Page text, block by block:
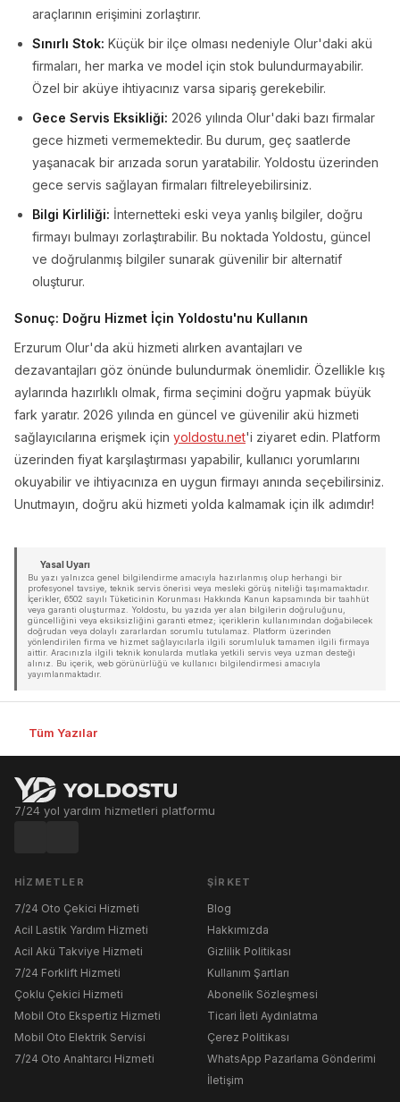
araçlarının erişimini zorlaştırır.
Sınırlı Stok: Küçük bir ilçe olması nedeniyle Olur'daki akü
firmaları, her marka ve model için stok bulundurmayabilir.
Özel bir aküye ihtiyacınız varsa sipariş gerekebilir.
Gece Servis Eksikliği: 2026 yılında Olur'daki bazı firmalar
gece hizmeti vermemektedir. Bu durum, geç saatlerde
yaşanacak bir arızada sorun yaratabilir. Yoldostu üzerinden
gece servis sağlayan firmaları filtreleyebilirsiniz.
Bilgi Kirliliği: İnternetteki eski veya yanlış bilgiler, doğru
firmayı bulmayı zorlaştırabilir. Bu noktada Yoldostu, güncel
ve doğrulanmış bilgiler sunarak güvenilir bir alternatif
oluşturur.
Sonuç: Doğru Hizmet İçin Yoldostu'nu Kullanın
Erzurum Olur'da akü hizmeti alırken avantajları ve
dezavantajları göz önünde bulundurmak önemlidir. Özellikle kış
aylarında hazırlıklı olmak, firma seçimini doğru yapmak büyük
fark yaratır. 2026 yılında en güncel ve güvenilir akü hizmeti
sağlayıcılarına erişmek için yoldostu.net'i ziyaret edin. Platform
üzerinden fiyat karşılaştırması yapabilir, kullanıcı yorumlarını
okuyabilir ve ihtiyacınıza en uygun firmayı anında seçebilirsiniz.
Unutmayın, doğru akü hizmeti yolda kalmamak için ilk adımdır!
Yasal Uyarı
Bu yazı yalnızca genel bilgilendirme amacıyla hazırlanmış olup herhangi bir
profesyonel tavsiye, teknik servis önerisi veya mesleki görüş niteliği taşımamaktadır.
İçerikler, 6502 sayılı Tüketicinin Korunması Hakkında Kanun kapsamında bir taahhüt
veya garanti oluşturmaz. Yoldostu, bu yazıda yer alan bilgilerin doğruluğunu,
güncelliğini veya eksiksizliğini garanti etmez; içeriklerin kullanımından doğabilecek
doğrudan veya dolaylı zararlardan sorumlu tutulamaz. Platform üzerinden
yönlendirilen firma ve hizmet sağlayıcılarla ilgili sorumluluk tamamen ilgili firmaya
aittir. Aracınızla ilgili teknik konularda mutlaka yetkili servis veya uzman desteği
alınız. Bu içerik, web görünürlüğü ve kullanıcı bilgilendirmesi amacıyla
yayımlanmaktadır.
Tüm Yazılar
7/24 yol yardım hizmetleri platformu
HIZMETLER
7/24 Oto Çekici Hizmeti
Acil Lastik Yardım Hizmeti
Acil Akü Takviye Hizmeti
7/24 Forklift Hizmeti
Çoklu Çekici Hizmeti
Mobil Oto Ekspertiz Hizmeti
Mobil Oto Elektrik Servisi
7/24 Oto Anahtarcı Hizmeti
ŞIRKET
Blog
Hakkımızda
Gizlilik Politikası
Kullanım Şartları
Abonelik Sözleşmesi
Ticari İleti Aydınlatma
Çerez Politikası
WhatsApp Pazarlama Gönderimi
İletişim